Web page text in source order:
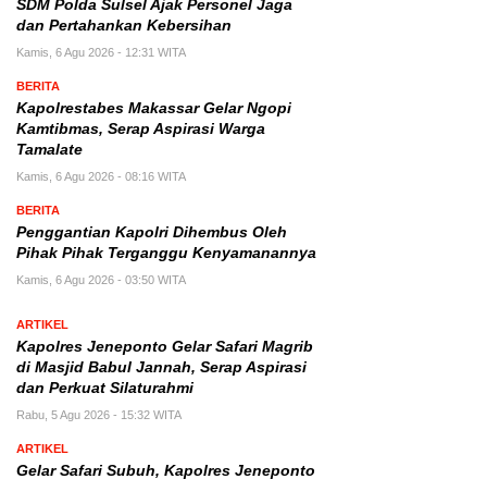
SDM Polda Sulsel Ajak Personel Jaga
dan Pertahankan Kebersihan
Kamis, 6 Agu 2026 - 12:31 WITA
BERITA
Kapolrestabes Makassar Gelar Ngopi
Kamtibmas, Serap Aspirasi Warga
Tamalate
Kamis, 6 Agu 2026 - 08:16 WITA
BERITA
Penggantian Kapolri Dihembus Oleh
Pihak Pihak Terganggu Kenyamanannya
Kamis, 6 Agu 2026 - 03:50 WITA
ARTIKEL
Kapolres Jeneponto Gelar Safari Magrib
di Masjid Babul Jannah, Serap Aspirasi
dan Perkuat Silaturahmi
Rabu, 5 Agu 2026 - 15:32 WITA
ARTIKEL
Gelar Safari Subuh, Kapolres Jeneponto